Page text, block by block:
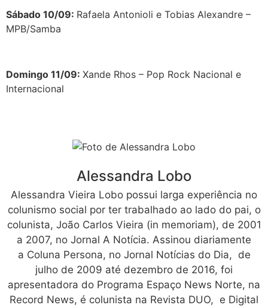
Sábado 10/09: Rafaela Antonioli e Tobias Alexandre –
MPB/Samba
Domingo 11/09: Xande Rhos – Pop Rock Nacional e
Internacional
Alessandra Lobo
Alessandra Vieira Lobo possui larga experiência no
colunismo social por ter trabalhado ao lado do pai, o
colunista, João Carlos Vieira (in memoriam), de 2001
a 2007, no Jornal A Notícia. Assinou diariamente
a Coluna Persona, no Jornal Notícias do Dia, de
julho de 2009 até dezembro de 2016, foi
apresentadora do Programa Espaço News Norte, na
Record News, é colunista na Revista DUO, e Digital